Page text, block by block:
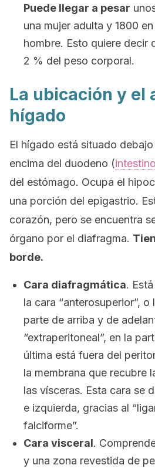
Puede llegar a pesar
una mujer adulta y 1800
hombre. Esto quiere decir
2 % del peso corporal.
La ubicación y el
hígado
El hígado está situado
encima del duodeno (
del estómago. Ocupa el
una porción del epigastrio.
corazón, pero se encuentra
órgano por el diafragma.
borde.
Cara diafragmática.
la cara “anterosuperior”, o
parte de arriba y de
“extraperitoneal”, en la
última está fuera del
la membrana que recubre
las vísceras. Esta cara se
e izquierda, gracias al
falciforme”.
Cara visceral.
y una zona revestida de